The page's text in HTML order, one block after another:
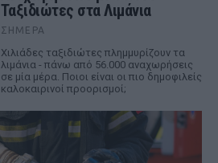
Ταξιδιώτες στα Λιμάνια
ΣΉΜΕΡΑ
Χιλιάδες ταξιδιώτες πλημμυρίζουν τα
λιμάνια - πάνω από 56.000 αναχωρήσεις
σε μία μέρα. Ποιοι είναι οι πιο δημοφιλείς
καλοκαιρινοί προορισμοί;